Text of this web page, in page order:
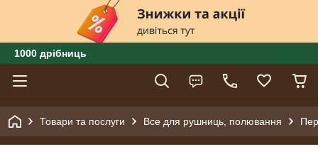
1000 дрібниць
Товари та послуги Все для рушниць, полювання